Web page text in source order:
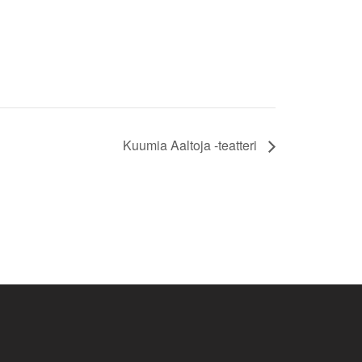
Kuumia Aaltoja -teatteri